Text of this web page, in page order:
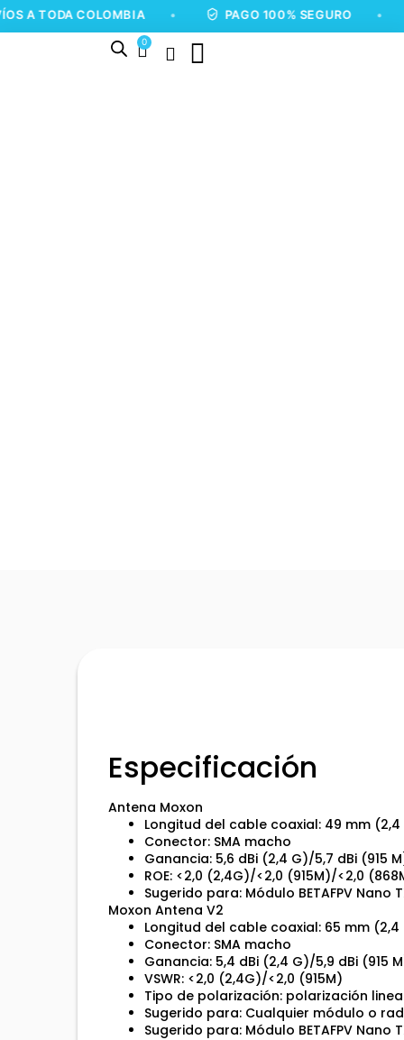
COLOMBIA • PAGO 100% SEGURO •
0
Especificación
Antena Moxon
Longitud del cable coaxial: 49 mm
Conector: SMA macho
Ganancia: 5,6 dBi (2,4 G)/5,7 dBi (915
ROE: <2,0 (2,4G)/<2,0 (915M)/<2,0
Sugerido para: Módulo BETAFPV Nano
Moxon Antena V2
Longitud del cable coaxial: 65 mm
Conector: SMA macho
Ganancia: 5,4 dBi (2,4 G)/5,9 dBi (915
VSWR: <2,0 (2,4G)/<2,0 (915M)
Tipo de polarización: polarización
Sugerido para: Cualquier módulo o
Sugerido para: Módulo BETAFPV Nano